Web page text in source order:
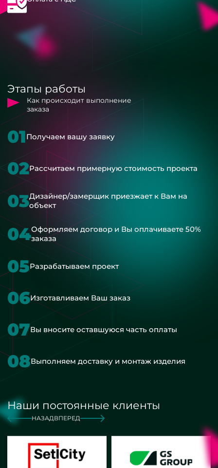
Этапы работы
Как происходит выполнение
заказа
01Получаем вашу заявку
02Рассчитаем примерную стоимость проекта
03Дизайнер/замерщик приезжает к Вам на
объект
04Оформляем договор и Вы оплачиваете 50%
заказа
05Разрабатываем проект
06Изготавливаем Ваш заказ
07Вы вносите оставшуюся часть оплаты
08Выполняем доставку и монтаж изделия
Наши постоянные клиенты
НАЗАДВПЕРЕД